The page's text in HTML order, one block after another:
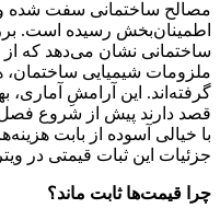
مصالح ساختمانی سفت شده و
اطمینان‌بخش رسیده است.
ساختمانی نشان می‌دهد که از
ملزومات شیمیایی
گرفته‌اند. این آرامشِ آماری،
قصد دارند پیش از شروع فصل
با خیالی آسوده از بابت
جزئیات این ثبات قیمتی در
چرا قیمت‌ها ثابت ماند؟